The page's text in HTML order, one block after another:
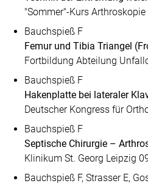
"Sommer"-Kurs
Bauchspieß F
Femur und Tibia Triangel
Fortbildung Abteilung
Bauchspieß F
Hakenplatte bei lateraler
Deutscher Kongress für
Bauchspieß F
Septische Chirurgie –
Klinikum St. Georg Leipzig
Bauchspieß F, Strasser E,